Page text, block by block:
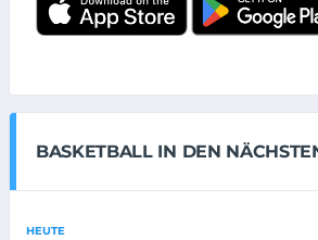
BASKETBALL IN DEN
HEUTE